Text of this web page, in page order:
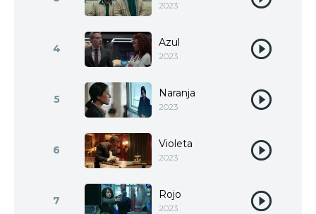
2023
4 Azul
2023
5 Naranja
2023
6 Violeta
2023
7 Rojo
2023